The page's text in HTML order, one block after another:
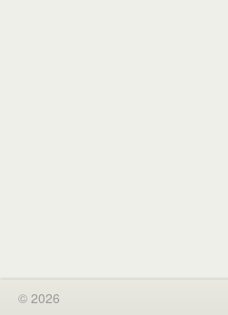
© 2026